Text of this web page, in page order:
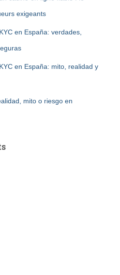
exigeants
en España: verdades,
en España: mito, realidad y
mito o riesgo en